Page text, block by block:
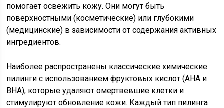
помогает освежить кожу. Они могут быть
поверхностными (косметические) или глубокими
(медицинские) в зависимости от содержания активных
ингредиентов.
Наиболее распространены классические химические
пилинги с использованием фруктовых кислот (AHA и
BHA), которые удаляют омертвевшие клетки и
стимулируют обновление кожи. Каждый тип пилинга